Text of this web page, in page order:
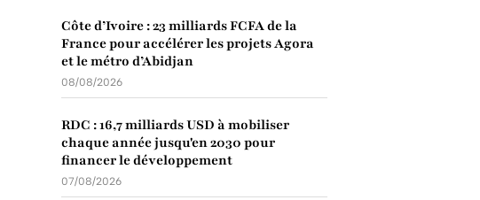
Côte d’Ivoire : 23 milliards FCFA de la
France pour accélérer les projets Agora
et le métro d’Abidjan
08/08/2026
RDC : 16,7 milliards USD à mobiliser
chaque année jusqu'en 2030 pour
financer le développement
07/08/2026